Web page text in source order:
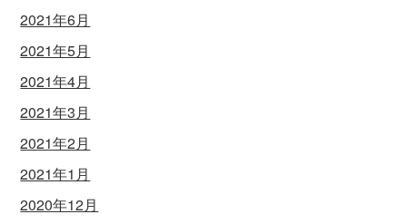
2021年6月
2021年5月
2021年4月
2021年3月
2021年2月
2021年1月
2020年12月